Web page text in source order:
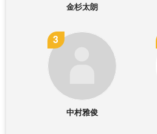
金杉太朗
中村雅俊